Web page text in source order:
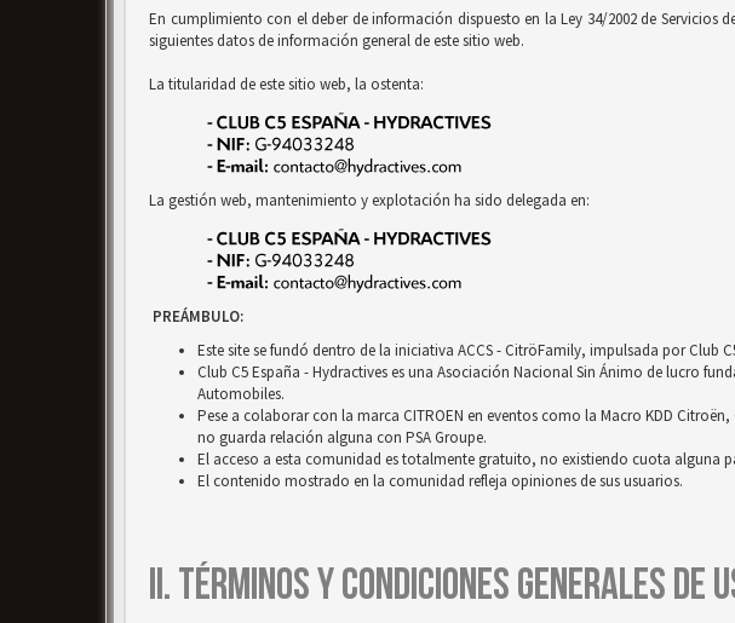
En cumplimiento con el deber de información dispuesto en la Ley 34/2002 de
siguientes datos de información general de este sitio web.
La titularidad de este sitio web, la ostenta:
La gestión web, mantenimiento y explotación ha sido delegada en:
PREÁMBULO:
Este site se fundó dentro de la iniciativa ACCS - CitröFamily, impulsada por Club
Club C5 España - Hydractives es una Asociación Nacional Sin Ánimo de lucro
Automobiles.
Pese a colaborar con la marca CITROEN en eventos como la Macro KDD
no guarda relación alguna con PSA Groupe.
El acceso a esta comunidad es totalmente gratuito, no existiendo cuota alguna
El contenido mostrado en la comunidad refleja opiniones de sus usuarios.
II. TÉRMINOS Y CONDICIONES GENERALES DE